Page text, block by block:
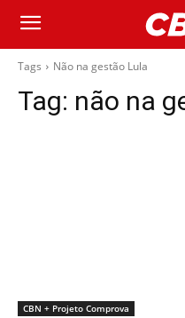
Tags Não na gestão Lula
Tag: não na
CBN + Projeto Comprova